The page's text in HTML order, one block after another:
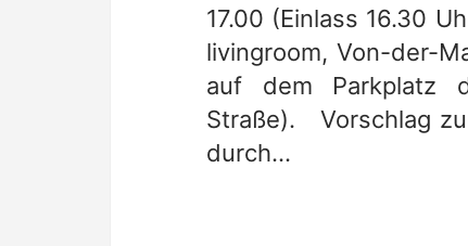
17.00 (Einlass 16.30
livingroom, Von-der-
auf dem Parkplatz
Straße). Vorschlag
durch…